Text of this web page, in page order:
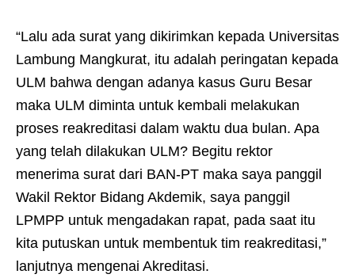
“Lalu ada surat yang dikirimkan kepada Universitas
Lambung Mangkurat, itu adalah peringatan kepada
ULM bahwa dengan adanya kasus Guru Besar
maka ULM diminta untuk kembali melakukan
proses reakreditasi dalam waktu dua bulan. Apa
yang telah dilakukan ULM? Begitu rektor
menerima surat dari BAN-PT maka saya panggil
Wakil Rektor Bidang Akdemik, saya panggil
LPMPP untuk mengadakan rapat, pada saat itu
kita putuskan untuk membentuk tim reakreditasi,”
lanjutnya mengenai Akreditasi.